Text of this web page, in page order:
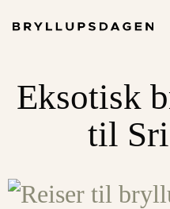
Eksotisk
til